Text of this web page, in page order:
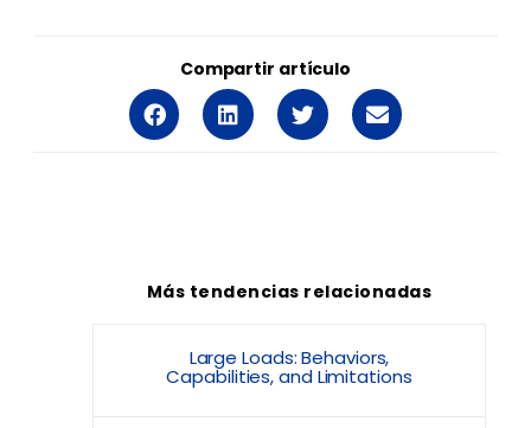
Compartir artículo
Más tendencias relacionadas
Large Loads: Behaviors,
Capabilities, and Limitations